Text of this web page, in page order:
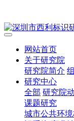
网站首页
关于研究院
研究院简介
研究中心
全部 研究院
课题研究
城市公共环